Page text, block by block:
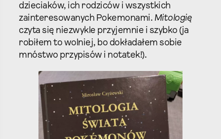
dzieciaków, ich rodziców i wszystkich
zainteresowanych Pokemonami. Mitologię
czyta się niezwykle przyjemnie i szybko (ja
robiłem to wolniej, bo dokładałem sobie
mnóstwo przypisów i notatek!).